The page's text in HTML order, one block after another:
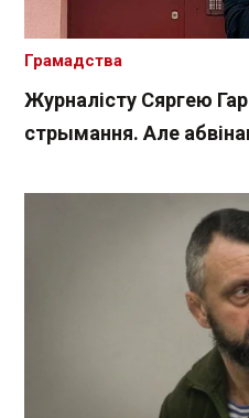
Журналісту Сяргею
стрымання. Але
Грамадства